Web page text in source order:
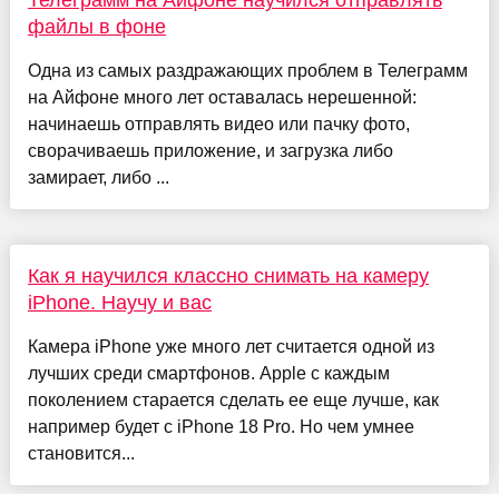
файлы в фоне
Одна из самых раздражающих проблем в Телеграмм
на Айфоне много лет оставалась нерешенной:
начинаешь отправлять видео или пачку фото,
сворачиваешь приложение, и загрузка либо
замирает, либо ...
Как я научился классно снимать на камеру
iPhone. Научу и вас
Камера iPhone уже много лет считается одной из
лучших среди смартфонов. Apple с каждым
поколением старается сделать ее еще лучше, как
например будет с iPhone 18 Pro. Но чем умнее
становится...